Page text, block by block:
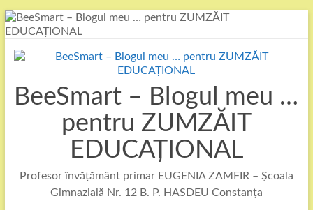
Skip
to
BeeSmart – Blogul meu …
pentru ZUMZĂIT
EDUCAȚIONAL
Profesor învățământ primar EUGENIA ZAMFIR – Școala
Gimnazială Nr. 12 B. P. HASDEU Constanța